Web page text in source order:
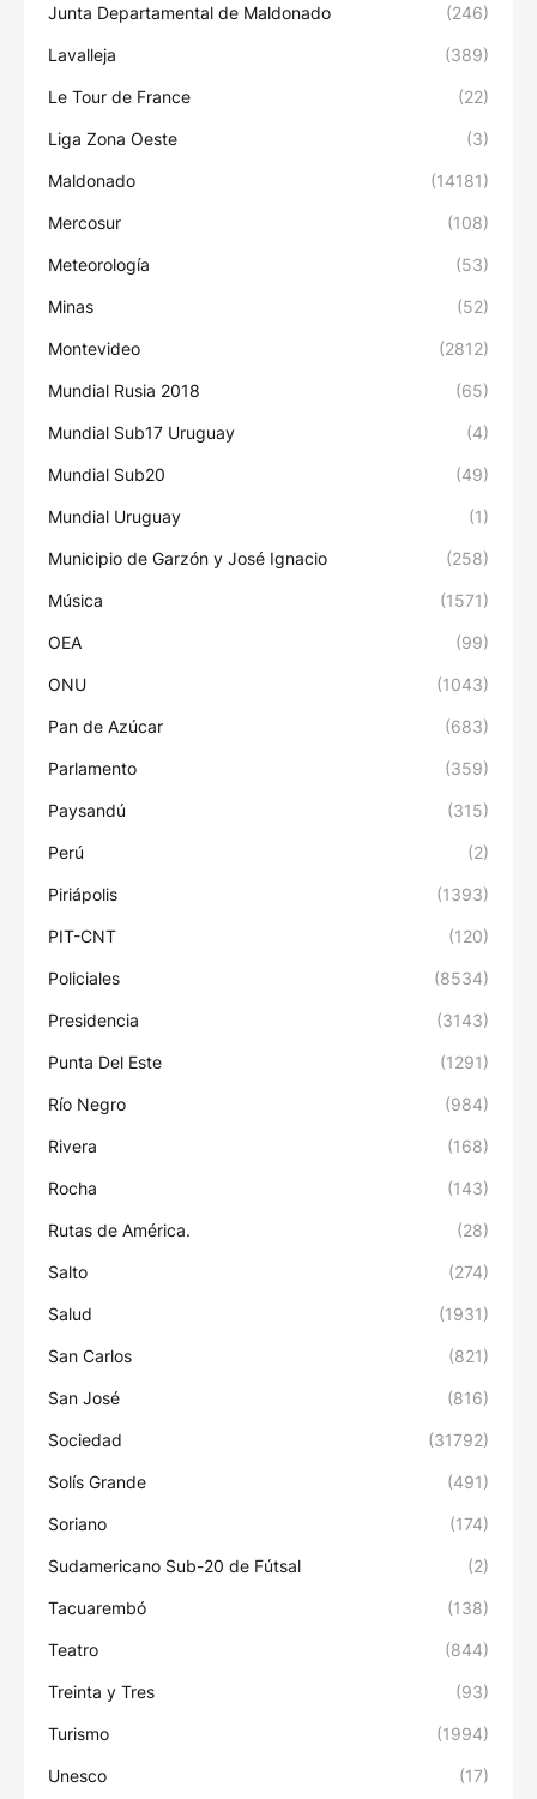
Junta Departamental de Maldonado (246)
Lavalleja (389)
Le Tour de France (22)
Liga Zona Oeste (3)
Maldonado (14181)
Mercosur (108)
Meteorología (53)
Minas (52)
Montevideo (2812)
Mundial Rusia 2018 (65)
Mundial Sub17 Uruguay (4)
Mundial Sub20 (49)
Mundial Uruguay (1)
Municipio de Garzón y José Ignacio (258)
Música (1571)
OEA (99)
ONU (1043)
Pan de Azúcar (683)
Parlamento (359)
Paysandú (315)
Perú (2)
Piriápolis (1393)
PIT-CNT (120)
Policiales (8534)
Presidencia (3143)
Punta Del Este (1291)
Río Negro (984)
Rivera (168)
Rocha (143)
Rutas de América. (28)
Salto (274)
Salud (1931)
San Carlos (821)
San José (816)
Sociedad (31792)
Solís Grande (491)
Soriano (174)
Sudamericano Sub-20 de Fútsal (2)
Tacuarembó (138)
Teatro (844)
Treinta y Tres (93)
Turismo (1994)
Unesco (17)